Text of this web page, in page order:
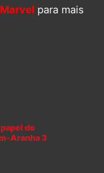
para mais
do
Aranha 3